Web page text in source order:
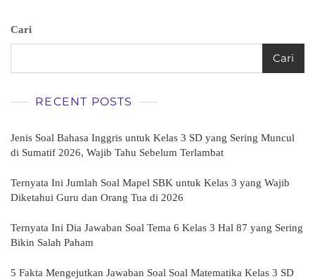
Cari
Cari
RECENT POSTS
Jenis Soal Bahasa Inggris untuk Kelas 3 SD yang Sering Muncul
di Sumatif 2026, Wajib Tahu Sebelum Terlambat
Ternyata Ini Jumlah Soal Mapel SBK untuk Kelas 3 yang Wajib
Diketahui Guru dan Orang Tua di 2026
Ternyata Ini Dia Jawaban Soal Tema 6 Kelas 3 Hal 87 yang Sering
Bikin Salah Paham
5 Fakta Mengejutkan Jawaban Soal Soal Matematika Kelas 3 SD